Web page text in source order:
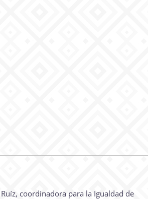
coordinadora para la Igualdad de